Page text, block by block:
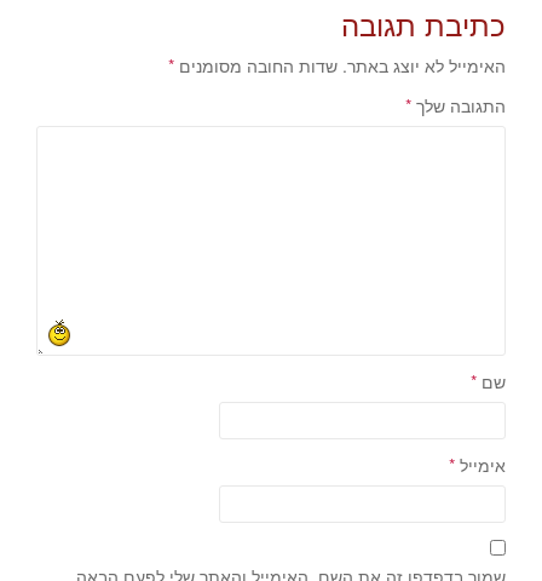
כתיבת תגובה
האימייל לא יוצג באתר. שדות החובה מסומנים *
התגובה שלך *
שם *
אימייל *
שמור בדפדפן זה את השם, האימייל והאתר שלי לפעם הבאה